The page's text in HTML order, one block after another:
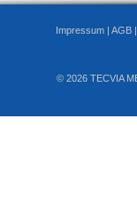
Impressum | AGB
© 2026 TECVIA